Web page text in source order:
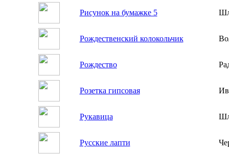
Рисунок на бумажке 5
Рождественский колокольчик
Рождество
Розетка гипсовая
Рукавица
Русские лапти